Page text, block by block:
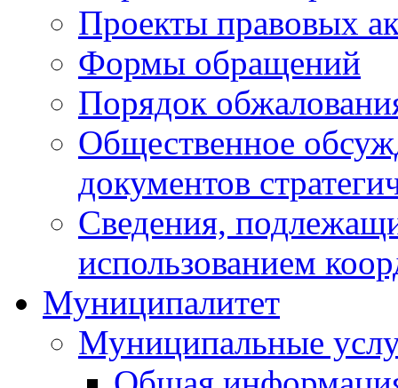
Проекты правовых
Формы обращений
Порядок
Общественное
документов
Сведения,
использованием
Муниципалитет
Муниципальные